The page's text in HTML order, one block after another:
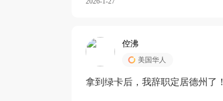
倥沸
美国华人
拿到绿卡后，我辞职定居德州了！